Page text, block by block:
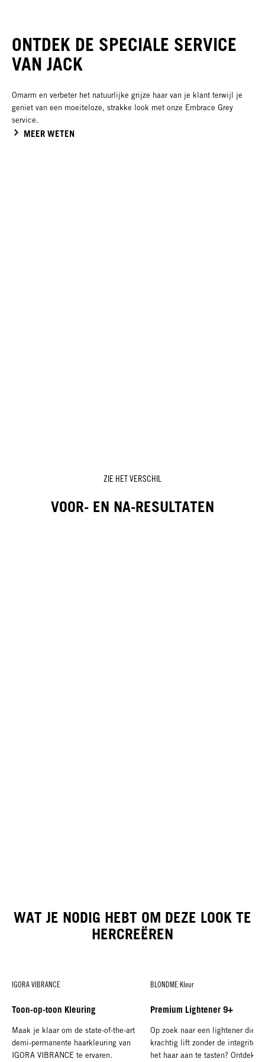
ONTDEK DE SPECIALE SERVICE
VAN JACK
Omarm en verbeter het natuurlijke grijze haar van je klant terwijl je
geniet van een moeiteloze, strakke look met onze Embrace Grey
service.
MEER WETEN
ZIE HET VERSCHIL
VOOR- EN NA-RESULTATEN
WAT JE NODIG HEBT OM DEZE LOOK TE
HERCREËREN
IGORA VIBRANCE
Toon-op-toon Kleuring
Maak je klaar om de state-of-the-art
demi-permanente haarkleuring van
IGORA VIBRANCE te ervaren.
BLONDME Kleur
Premium Lightener 9+
Op zoek naar een lightener die
krachtig lift zonder de integriteit
het haar aan te tasten? Ontdek